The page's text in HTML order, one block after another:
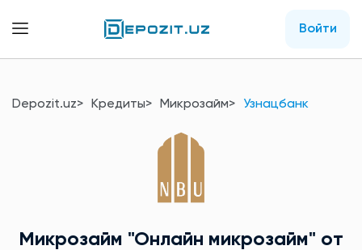
Войти
Depozit.uz Кредиты Микрозайм Узнацбанк
Микрозайм "Онлайн микрозайм" от